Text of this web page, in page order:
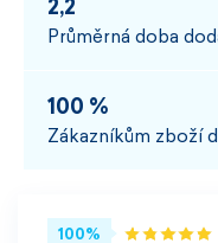
2,2
Průměrná doba
100 %
Zákazníkům zboží
100%